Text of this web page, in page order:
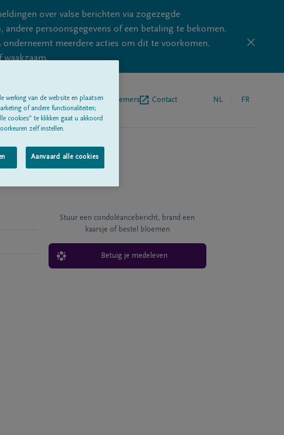
over valse berichten via zogezegde
persoonsgegevens of een betaling te bekomen.
meerdere acties om dit te voorkomen.
Over onsBegrafenisondernemers Contact NL FR
Stuur een condoléancebericht, brand een
kaarsje of bestel bloemen
Betuig je medeleven
werking van de website en plaatsen
of andere functionaliteiten;
cookies” te klikken gaat u akkoord
zelf instellen.
Aanvaard alle cookies